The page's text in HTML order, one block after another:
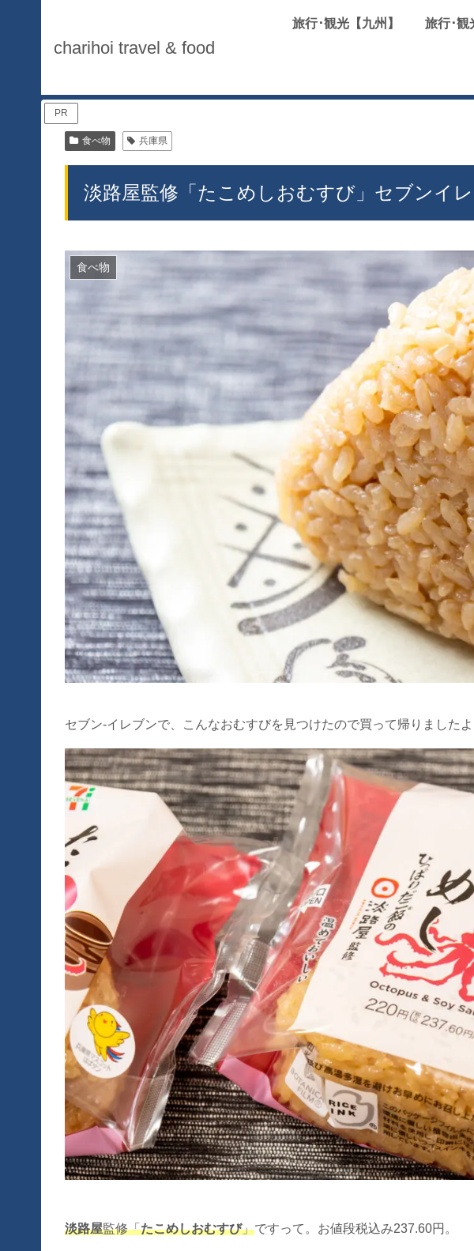
charihoi travel & food
旅行･観光【九州】 旅行･観
PR
食べ物 兵庫県
淡路屋監修「たこめしおむすび」セブンイ
食べ物
セブン-イレブンで、こんなおむすびを見つけたので買って帰りましたよ
淡路屋監修「たこめしおむすび」ですって。お値段税込み237.60円。